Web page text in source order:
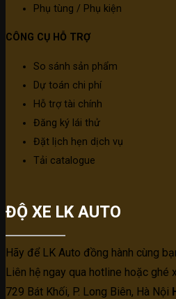
Phụ tùng / Phụ kiện
CÔNG CỤ HỖ TRỢ
So sánh sản phẩm
Dự toán chi phí
Hỗ trợ tài chính
Đăng ký lái thử
Đặt lịch hẹn dịch vụ
Tải catalogue
ĐỘ XE LK AUTO
Hãy để LK Auto đồng hành cùng
Liên hệ ngay qua hotline hoặc ghé
729 Bát Khối, P. Long Biên, Hà Nội